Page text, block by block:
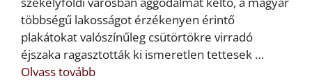
többségű lakosságot érzékenyen érintő
plakátokat valószínűleg csütörtökre virradó
éjszaka ragasztották ki ismeretlen tettesek …
Olvass tovább